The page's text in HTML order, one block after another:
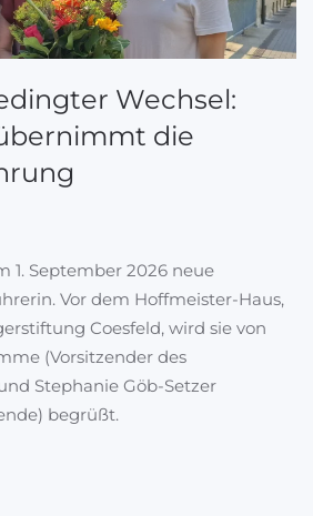
Wechsel:
die
1. September 2026 neue
Vor dem Hoffmeister-Haus,
Coesfeld, wird sie von
(Vorsitzender des
Stephanie Göb-Setzer
begrüßt.